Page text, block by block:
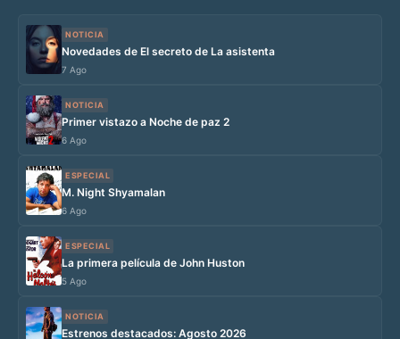
NOTICIA
Novedades de El secreto de La asistenta
7 Ago
NOTICIA
Primer vistazo a Noche de paz 2
6 Ago
ESPECIAL
M. Night Shyamalan
6 Ago
ESPECIAL
La primera película de John Huston
5 Ago
NOTICIA
Estrenos destacados: Agosto 2026